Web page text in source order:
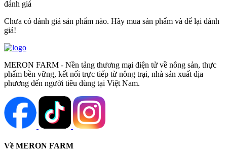
đánh giá
Chưa có đánh giá sản phẩm nào. Hãy mua sản phẩm và để lại đánh
giá!
MERON FARM - Nền tảng thương mại điện tử về nông sản, thực
phẩm bền vững, kết nối trực tiếp từ nông trại, nhà sản xuất địa
phương đến người tiêu dùng tại Việt Nam.
Về MERON FARM